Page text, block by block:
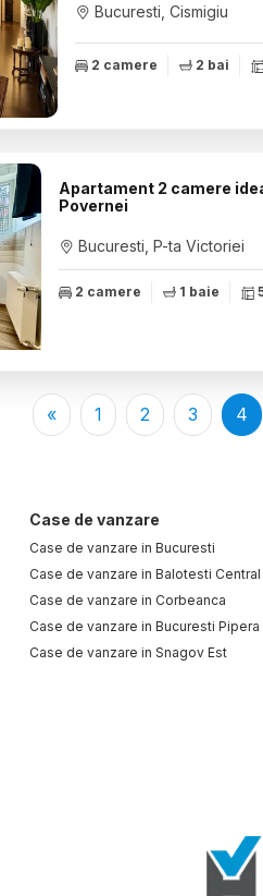
Bucuresti, Cismigiu
2 camere 2 bai
Apartament 2 camere
Povernei
Bucuresti, P-ta Victoriei
2 camere 1 baie
« 1 2 3 4
Case de vanzare
Case de vanzare in Bucuresti
Case de vanzare in Balotesti Central
Case de vanzare in Corbeanca
Case de vanzare in Bucuresti Pipera
Case de vanzare in Snagov Est